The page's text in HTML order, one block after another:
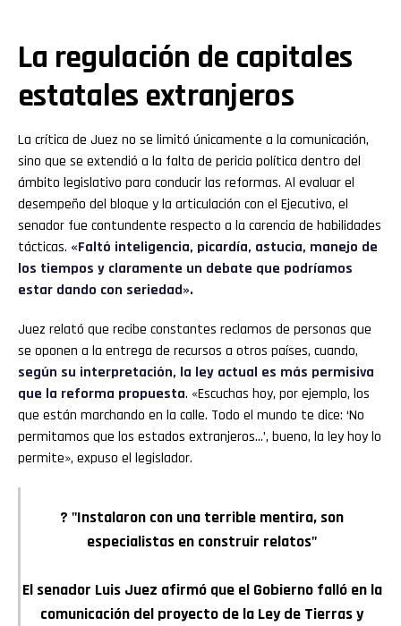
La regulación de capitales
estatales extranjeros
La crítica de Juez no se limitó únicamente a la comunicación,
sino que se extendió a la falta de pericia política dentro del
ámbito legislativo para conducir las reformas. Al evaluar el
desempeño del bloque y la articulación con el Ejecutivo, el
senador fue contundente respecto a la carencia de habilidades
tácticas. «Faltó inteligencia, picardía, astucia, manejo de
los tiempos y claramente un debate que podríamos
estar dando con seriedad».
Juez relató que recibe constantes reclamos de personas que
se oponen a la entrega de recursos a otros países, cuando,
según su interpretación, la ley actual es más permisiva
que la reforma propuesta. «Escuchas hoy, por ejemplo, los
que están marchando en la calle. Todo el mundo te dice: ‘No
permitamos que los estados extranjeros…’, bueno, la ley hoy lo
permite», expuso el legislador.
? "Instalaron con una terrible mentira, son
especialistas en construir relatos"
El senador Luis Juez afirmó que el Gobierno falló en la
comunicación del proyecto de la Ley de Tierras y